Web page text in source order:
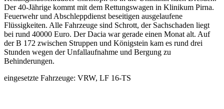
Der 40-Jährige kommt mit dem Rettungswagen in Klinikum Pirna.
Feuerwehr und Abschleppdienst beseitigen ausgelaufene
Flüssigkeiten. Alle Fahrzeuge sind Schrott, der Sachschaden liegt
bei rund 40000 Euro. Der Dacia war gerade einen Monat alt. Auf
der B 172 zwischen Struppen und Königstein kam es rund drei
Stunden wegen der Unfallaufnahme und Bergung zu
Behinderungen.
eingesetzte Fahrzeuge: VRW, LF 16-TS